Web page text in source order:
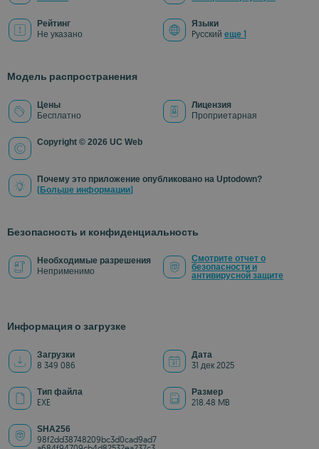
Рейтинг
Не указано
Языки
Pусский еще 1
Модель распространения
Цены
Бесплатно
Лицензия
Проприетарная
Copyright © 2026 UC Web
Почему это приложение опубликовано на Uptodown?
(Больше информации)
Безопасность и конфиденциальность
Необходимые разрешения
Неприменимо
Смотрите отчет о
безопасности и
антивирусной защите
Информация о загрузке
Загрузки
8 349 086
Дата
31 дек 2025
Тип файла
EXE
Размер
218.48 MB
SHA256
98f2dd38748209bc3d0cad9ad7